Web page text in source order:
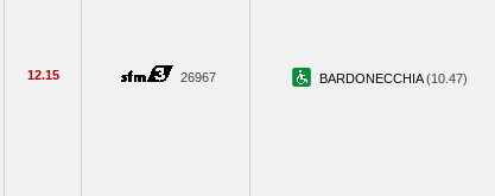
12.15 26967 BARDONECCHIA(10.47)